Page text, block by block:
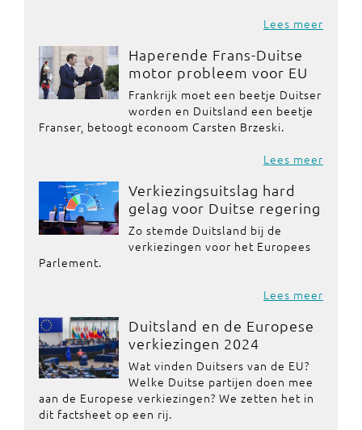
Lees meer
Haperende Frans-Duitse
motor probleem voor EU
Frankrijk moet een beetje Duitser
worden en Duitsland een beetje
Franser, betoogt econoom Carsten Brzeski.
Lees meer
Verkiezingsuitslag hard
gelag voor Duitse regering
Zo stemde Duitsland bij de
verkiezingen voor het Europees
Parlement.
Lees meer
Duitsland en de Europese
verkiezingen 2024
Wat vinden Duitsers van de EU?
Welke Duitse partijen doen mee
aan de Europese verkiezingen? We zetten het in
dit factsheet op een rij.